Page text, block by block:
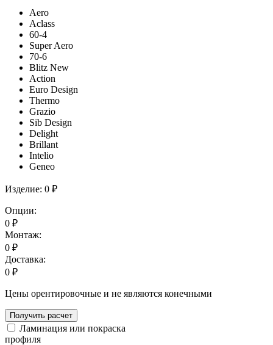
Aero
Aclass
60-4
Super Aero
70-6
Blitz New
Action
Euro Design
Thermo
Grazio
Sib Design
Delight
Brillant
Intelio
Geneo
Изделие: 0 ₽
Опции:
0 ₽
Монтаж:
0 ₽
Доставка:
0 ₽
Цены орентировочные и не являются конечными
Получить расчет
Ламинация или покраска
профиля